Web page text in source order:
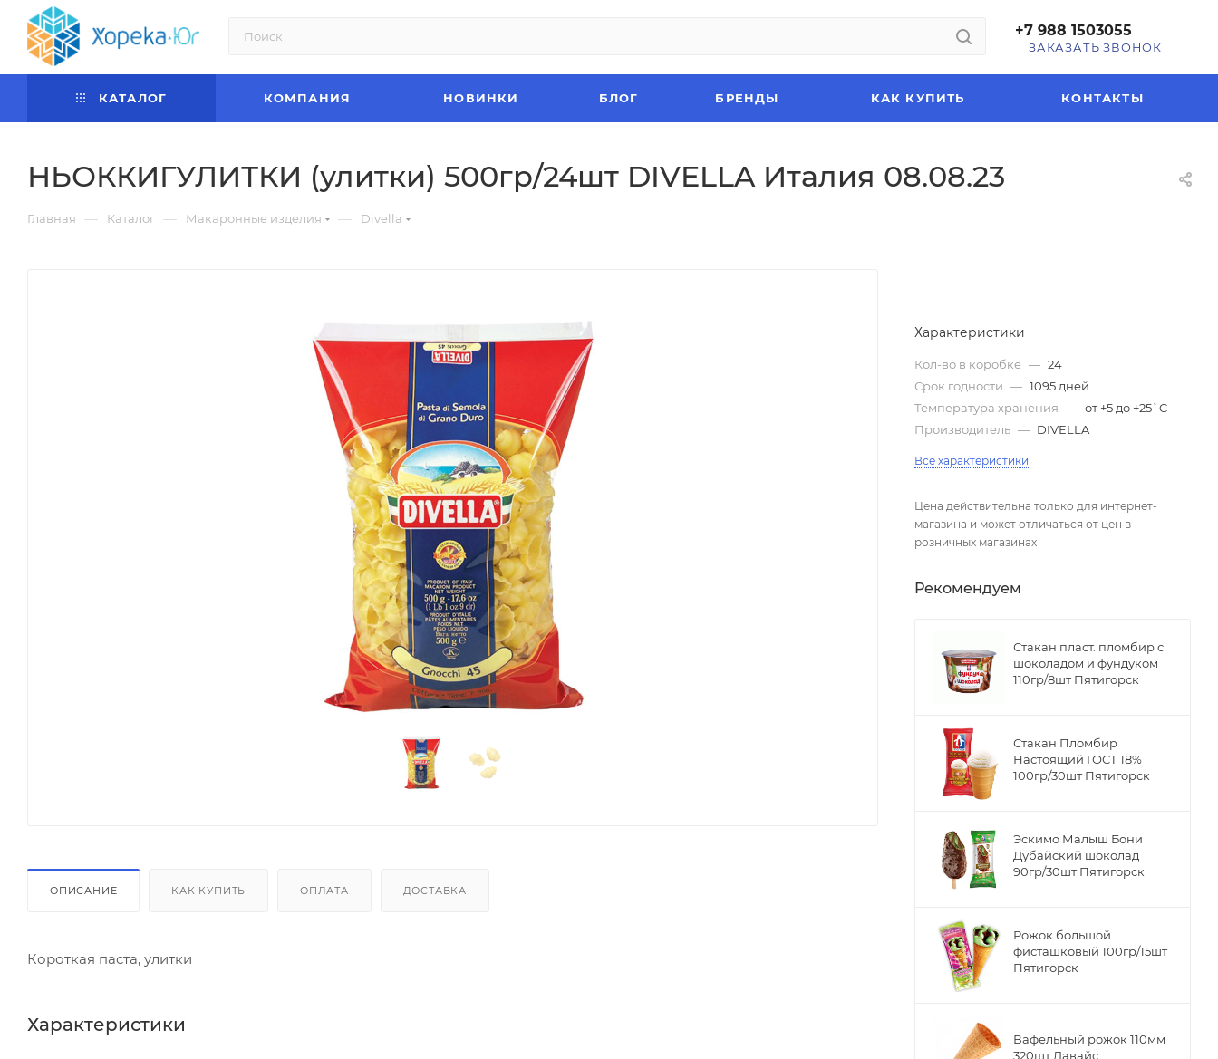
+7 988 1503055
ЗАКАЗАТЬ ЗВОНОК
КАТАЛОГ КОМПАНИЯ НОВИНКИ БЛОГ БРЕНДЫ КАК КУПИТЬ КОНТАКТЫ
НЬОККИГУЛИТКИ (улитки) 500гр/24шт DIVELLA Италия 08.08.23
Главная — Каталог — Макаронные изделия — Divella
ОПИСАНИЕ КАК КУПИТЬ ОПЛАТА ДОСТАВКА
Короткая паста, улитки
Характеристики
Характеристики
Кол-во в коробке — 24
Срок годности — 1095 дней
Температура хранения — от +5 до +25`C
Производитель — DIVELLA
Все характеристики
Цена действительна только для интернет-
магазина и может отличаться от цен в
розничных магазинах
Рекомендуем
Стакан пласт. пломбир с
шоколадом и фундуком
110гр/8шт Пятигорск
Стакан Пломбир
Настоящий ГОСТ 18%
100гр/30шт Пятигорск
Эскимо Малыш Бони
Дубайский шоколад
90гр/30шт Пятигорск
Рожок большой
фисташковый 100гр/15шт
Пятигорск
Вафельный рожок 110мм
320шт Давайс